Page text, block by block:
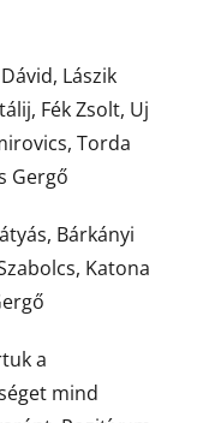
Lászik
Fék Zsolt, Uj
Torda
Gergő
Bárkányi
Katona
a
mind